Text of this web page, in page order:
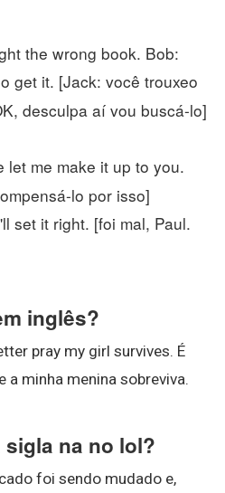
the wrong book. Bob:
get it. [Jack: você trouxeo
desculpa aí vou buscá-lo]
let me make it up to you.
lo por isso]
set it right. [foi mal, Paul.
inglês?
pray my girl survives. É
a minha menina sobreviva.
na no lol?
foi sendo mudado e,